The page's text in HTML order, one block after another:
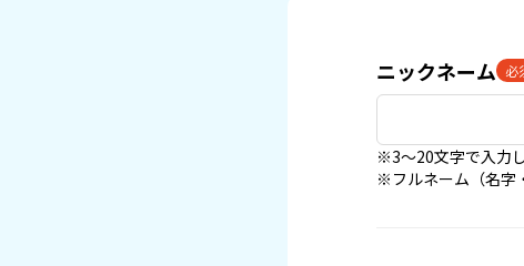
ニックネーム 必
※3〜20文字で入力
※フルネーム（名字